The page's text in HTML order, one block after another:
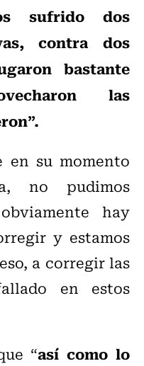
sufrido dos
contra dos
bastante
las
en su momento
no pudimos
hay
y estamos
a corregir las
en estos
“así como lo